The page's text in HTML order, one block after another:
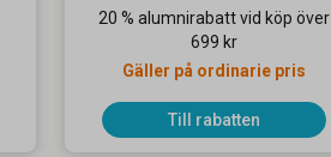
20 % alumnirabatt vid köp över
699 kr
Gäller på ordinarie pris
Till rabatten